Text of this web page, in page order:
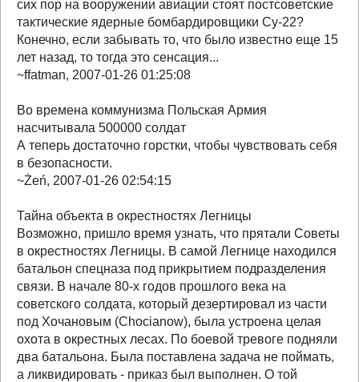
сих пор на вооружении авиации стоят постсоветские
тактические ядерные бомбардировщики Су-22?
Конечно, если забывать то, что было известно еще 15
лет назад, то тогда это сенсация...
~ffatman, 2007-01-26 01:25:08
Во времена коммунизма Польская Армия
насчитывала 500000 солдат
А теперь достаточно горстки, чтобы чувствовать себя
в безопасности.
~Żeń, 2007-01-26 02:54:15
Тайна объекта в окрестностях Легницы
Возможно, пришло время узнать, что прятали Советы
в окрестностях Легницы. В самой Легнице находился
батальон спецназа под прикрытием подразделения
связи. В начале 80-х годов прошлого века на
советского солдата, который дезертировал из части
под Хочановым (Chocianow), была устроена целая
охота в окрестных лесах. По боевой тревоге подняли
два батальона. Была поставлена задача не поймать,
а ликвидировать - приказ был выполнен. О той